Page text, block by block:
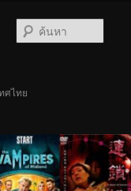
ศไทย